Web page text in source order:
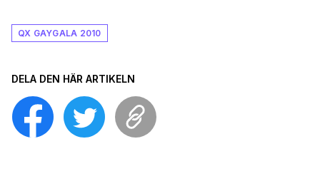
QX GAYGALA 2010
DELA DEN HÄR ARTIKELN